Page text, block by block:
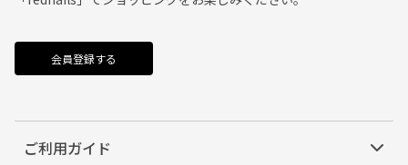
会員登録する
ご利用ガイド